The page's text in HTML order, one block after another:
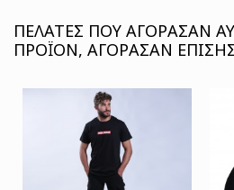
ΠΕΛΆΤΕΣ ΠΟΥ ΑΓΌΡΑΣΑΝ
ΠΡΟΪΌΝ, ΑΓΌΡΑΣΑΝ